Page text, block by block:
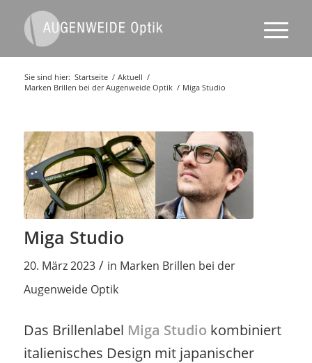
Sie sind hier: Startseite / Aktuell /
Marken Brillen bei der Augenweide Optik / Miga Studio
Miga Studio
20. März 2023 / in Marken Brillen bei der
Augenweide Optik
Das Brillenlabel Miga Studio kombiniert
italienisches Design mit japanischer